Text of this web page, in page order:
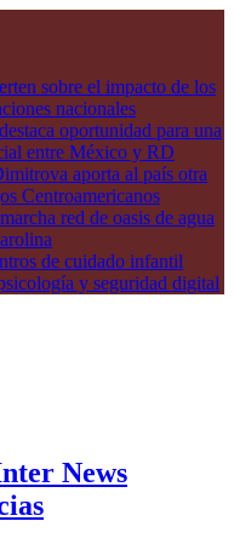
sobre el impacto de los
nacionales
oportunidad para una
entre México y RD
aporta al país otra
Centroamericanos
red de oasis de agua
de cuidado infantil
y seguridad digital
News